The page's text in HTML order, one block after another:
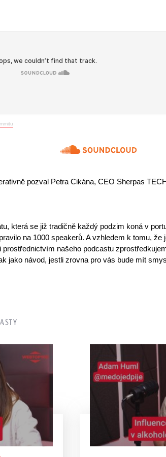
pozval Petra Cikána, CEO Sherpas
která se již tradičně každý podzim koná v
na 1000 speakerů. A vzhledem k tomu, že
našeho podcastu
jako návod, jestli zrovna pro vás bude mít